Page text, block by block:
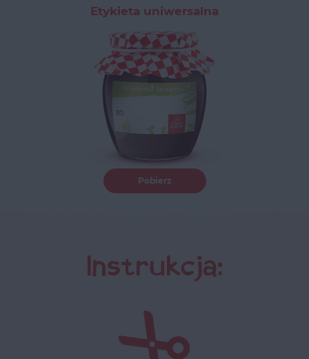
Etykieta uniwersalna
Pobierz
Instrukcja: